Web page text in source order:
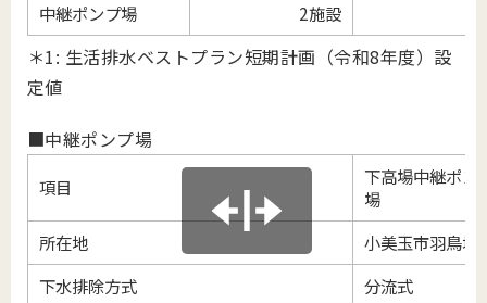
中継ポンプ場
2施設
＊1: 生活排水ベストプラン短期計画（令和8年度）設
定値
■中継ポンプ場
項目 下高場中継ポン
場
所在地
小美玉市羽鳥地
下水排除方式
分流式